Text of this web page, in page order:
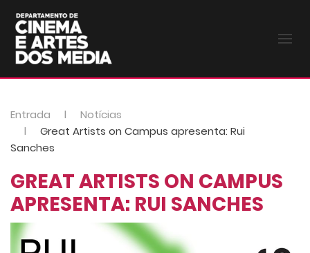
Entrada
Notícias
Great Artists on Campus apresenta: Rui
Sanches
GREAT ARTISTS ON CAMPUS
APRESENTA: RUI SANCHES